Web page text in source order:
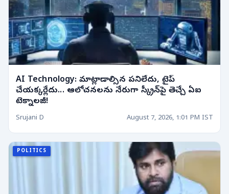
AI Technology: మాట్లాడాల్సిన పనిలేదు, టైప్
చేయక్కర్లేదు... ఆలోచనలను నేరుగా స్క్రీన్‌పై తెచ్చే ఏఐ
టెక్నాలజీ!
Srujani D August 7, 2026, 1:01 PM IST
POLITICS